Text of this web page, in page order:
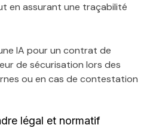
en assurant une traçabilité
IA pour un contrat de
de sécurisation lors des
ou en cas de contestation
légal et normatif